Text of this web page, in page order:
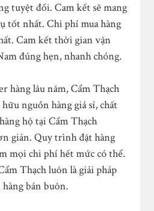
tuyệt đối. Cam kết sẽ mang
tốt nhất. Chi phí mua hàng
Cam kết thời gian vận
đúng hẹn, nhanh chóng.
hàng lâu năm, Cẩm Thạch
nguồn hàng giá sỉ, chất
hộ tại Cẩm Thạch
giản. Quy trình đặt hàng
mọi chi phí hết mức có thể.
Thạch luôn là giải pháp
bán buôn.